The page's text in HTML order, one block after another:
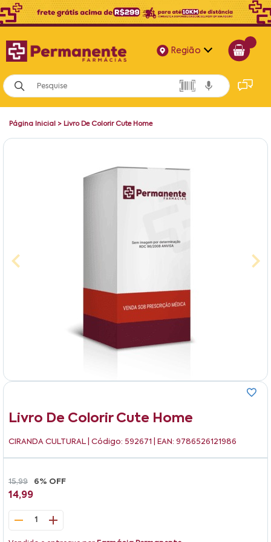
Região
Alagoas
Bahia
Página Inicial > Livro De Colorir Cute Home
Livro De Colorir Cute Home
CIRANDA CULTURAL| Código: 592671 | EAN: 9786526121986
15,99 6% OFF
14,99
1